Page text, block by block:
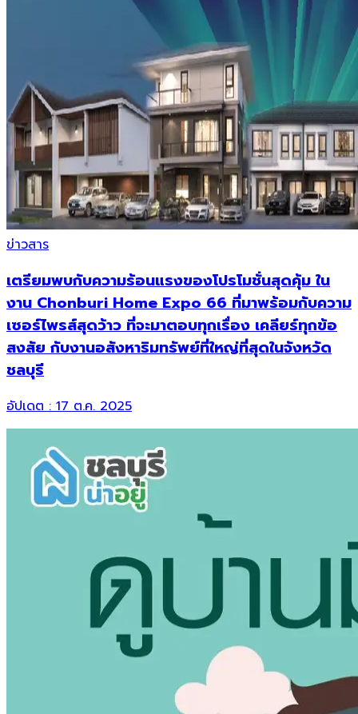
ข่าวสาร
เตรียมพบกับความร้อนแรงของโปรโมชั่นสุดคุ้ม ใน
งาน Chonburi Home Expo 66 ที่มาพร้อมกับความ
เซอร์ไพรส์สุดว้าว ที่จะมาตอบทุกเรื่อง เคลียร์ทุกข้อ
สงสัย กับงานอสังหาริมทรัพย์ที่ใหญ่ที่สุดในจังหวัด
ชลบุรี
อัปเดต : 17 ต.ค. 2025